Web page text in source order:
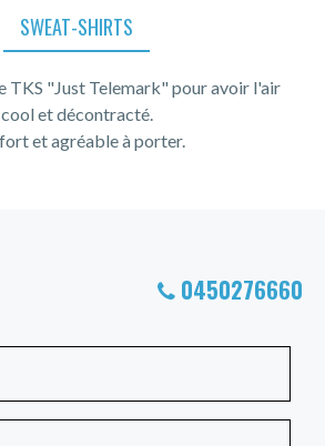
SWEAT-SHIRTS
TKS "Just Telemark" pour avoir l'air
cool et décontracté.
et agréable à porter.
0450276660